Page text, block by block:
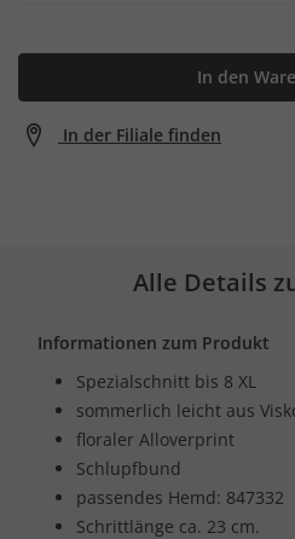
In den
In der Filiale finden
Alle Details
Informationen zum Produkt
Spezialschnitt bis 8 XL
sommerlich leicht aus
floraler Alloverprint
Schlupfbund
passendes Hemd: 847332
Schrittlänge ca. 23 cm.